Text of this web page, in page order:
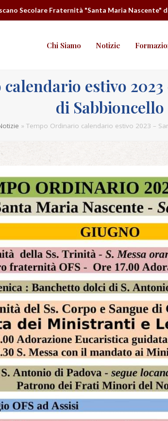
Secolare Fraternità "Santa Maria Nascente"
Chi Siamo Notizie
estivo
di Sabbioncello
» Tempo Ordinario calendario estivo 2023 –